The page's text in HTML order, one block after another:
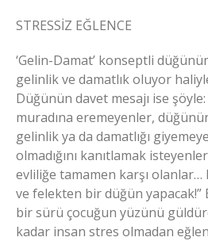
STRESSİZ EĞLENCE
‘Gelin-Damat’ konseptli
gelinlik ve damatlık oluyor
Düğünün davet mesajı ise
muradına eremeyenler,
gelinlik ya da damatlığı
olmadığını kanıtlamak
evliliğe tamamen karşı
ve felekten bir düğün yapacak!”
bir sürü çocuğun yüzünü
kadar insan stres olmadan